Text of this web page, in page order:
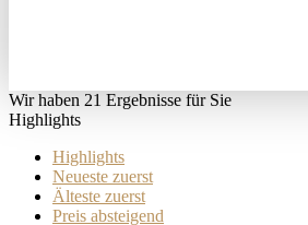
Wir haben 21 Ergebnisse für Sie
Highlights
Highlights
Neueste zuerst
Älteste zuerst
Preis absteigend